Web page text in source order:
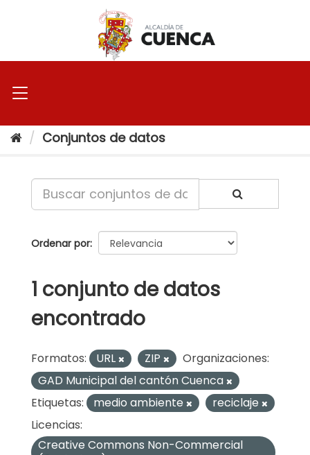
Conjuntos de datos
Ordenar por
1 conjunto de datos
encontrado
Formatos: URL ZIP
Organizaciones:
GAD Municipal del cantón Cuenca
Etiquetas:
medio ambiente
reciclaje
Licencias:
Creative Commons Non-Commercial